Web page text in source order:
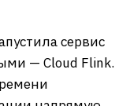
сервис
— Cloud Flink.